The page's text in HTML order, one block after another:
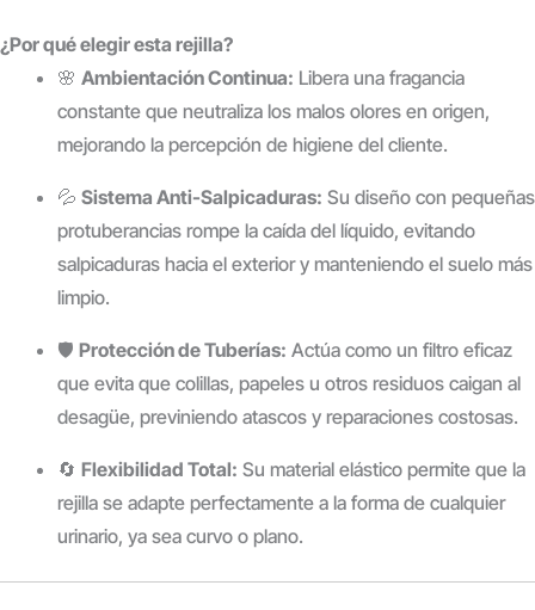
¿Por qué elegir esta rejilla?
🌸 Ambientación Continua: Libera una fragancia
constante que neutraliza los malos olores en origen,
mejorando la percepción de higiene del cliente.
💦 Sistema Anti-Salpicaduras: Su diseño con pequeñas
protuberancias rompe la caída del líquido, evitando
salpicaduras hacia el exterior y manteniendo el suelo más
limpio.
🛡️ Protección de Tuberías: Actúa como un filtro eficaz
que evita que colillas, papeles u otros residuos caigan al
desagüe, previniendo atascos y reparaciones costosas.
🔄 Flexibilidad Total: Su material elástico permite que la
rejilla se adapte perfectamente a la forma de cualquier
urinario, ya sea curvo o plano.